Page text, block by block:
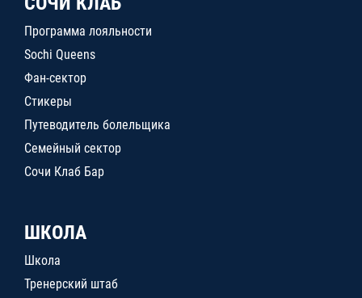
Программа лояльности
Sochi Queens
Фан-сектор
Стикеры
Путеводитель болельщика
Семейный сектор
Сочи Клаб Бар
ШКОЛА
Школа
Тренерский штаб